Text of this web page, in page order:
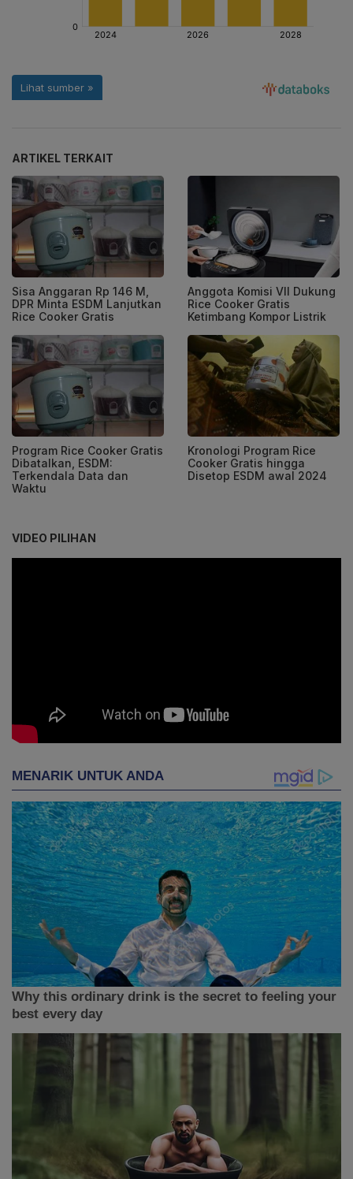
ARTIKEL TERKAIT
Sisa Anggaran Rp 146 M,
DPR Minta ESDM Lanjutkan
Rice Cooker Gratis
Anggota Komisi VII Dukung
Rice Cooker Gratis
Ketimbang Kompor Listrik
Program Rice Cooker Gratis
Dibatalkan, ESDM:
Terkendala Data dan
Waktu
Kronologi Program Rice
Cooker Gratis hingga
Disetop ESDM awal 2024
VIDEO PILIHAN